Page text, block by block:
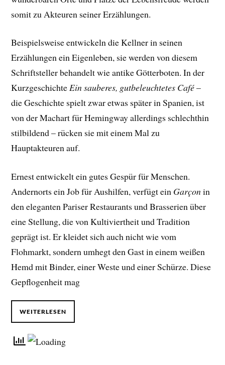
somit zu Akteuren seiner Erzählungen.
Beispielsweise entwickeln die Kellner in seinen
Erzählungen ein Eigenleben, sie werden von diesem
Schriftsteller behandelt wie antike Götterboten. In der
KurzgeschichteEin sauberes, gutbeleuchtetes Café–
die Geschichte spielt zwar etwas später in Spanien, ist
von der Machart für Hemingway allerdings schlechthin
stilbildend – rücken sie mit einem Mal zu
Hauptakteuren auf.
Ernest entwickelt ein gutes Gespür für Menschen.
Andernorts ein Job für Aushilfen, verfügt ein Garçonin
den eleganten Pariser Restaurants und Brasserien über
eine Stellung, die von Kultiviertheit und Tradition
geprägt ist. Er kleidet sich auch nicht wie vom
Flohmarkt, sondern umhegt den Gast in einem weißen
Hemd mit Binder, einer Weste und einer Schürze. Diese
Gepflogenheit mag
WEITERLESEN